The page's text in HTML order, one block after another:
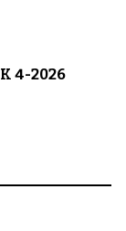
4-2026